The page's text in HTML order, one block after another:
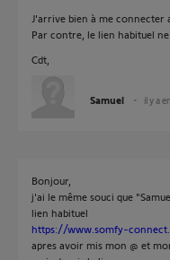
J'arrive bien à me connecter
Par contre, le lien habituel
Cdt,
Samuel il y a
Bonjour,
j'ai le même souci que
lien habituel
https://www.somfy-
apres avoir mis mon @ et